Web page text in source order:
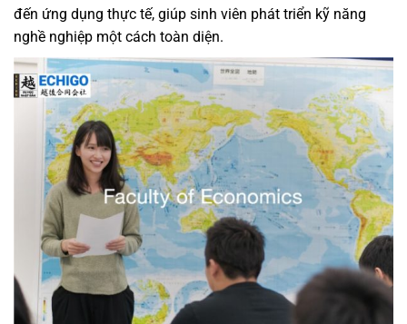
đến ứng dụng thực tế, giúp sinh viên phát triển kỹ năng
nghề nghiệp một cách toàn diện.